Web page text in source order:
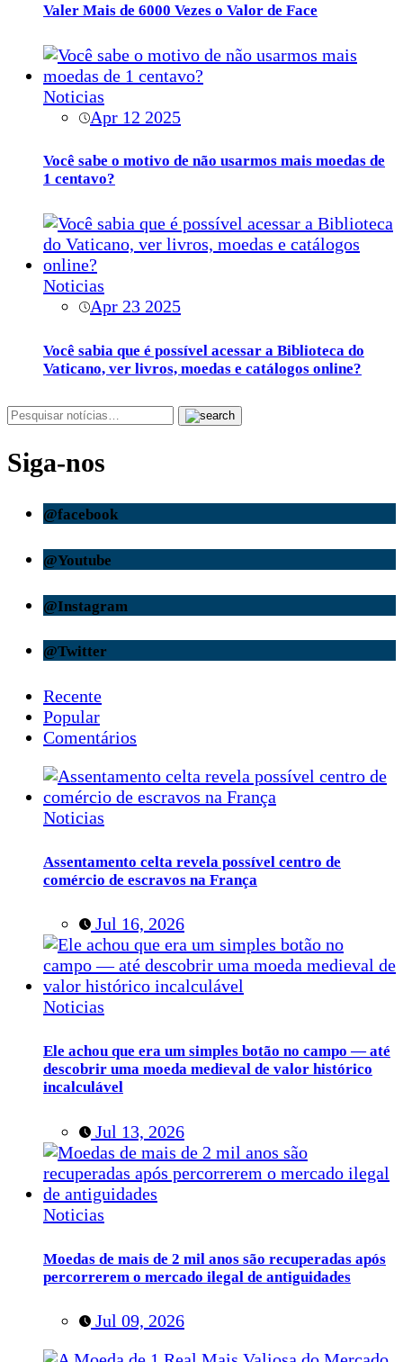
Valer Mais de 6000 Vezes o Valor de Face
Noticias
Apr 12 2025
Você sabe o motivo de não usarmos mais moedas de
1 centavo?
Noticias
Apr 23 2025
Você sabia que é possível acessar a Biblioteca do
Vaticano, ver livros, moedas e catálogos online?
Siga-nos
@facebook
@Youtube
@Instagram
@Twitter
Recente
Popular
Comentários
Noticias
Assentamento celta revela possível centro de
comércio de escravos na França
Jul 16, 2026
Noticias
Ele achou que era um simples botão no campo — até
descobrir uma moeda medieval de valor histórico
incalculável
Jul 13, 2026
Noticias
Moedas de mais de 2 mil anos são recuperadas após
percorrerem o mercado ilegal de antiguidades
Jul 09, 2026